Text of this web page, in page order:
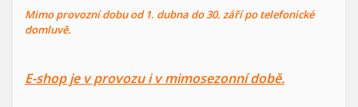
Mimo provozní dobu od 1. dubna do 30. září po telefonické
domluvě.
E-shop je v provozu i v mimosezonní době.